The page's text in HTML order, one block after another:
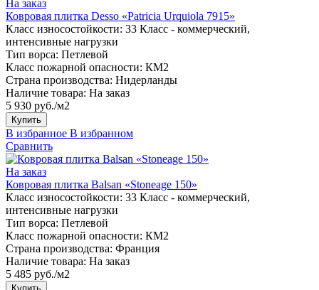
На заказ
Ковровая плитка Desso «Patricia Urquiola 7915»
Класс износостойкости: 33 Класс - коммерческий,
интенсивные нагрузки
Тип ворса: Петлевой
Класс пожарной опасности: КМ2
Страна производства: Нидерланды
Наличие товара: На заказ
5 930 руб./м2
Купить
В избранное В избранном
Сравнить
На заказ
Ковровая плитка Balsan «Stoneage 150»
Класс износостойкости: 33 Класс - коммерческий,
интенсивные нагрузки
Тип ворса: Петлевой
Класс пожарной опасности: КМ2
Страна производства: Франция
Наличие товара: На заказ
5 485 руб./м2